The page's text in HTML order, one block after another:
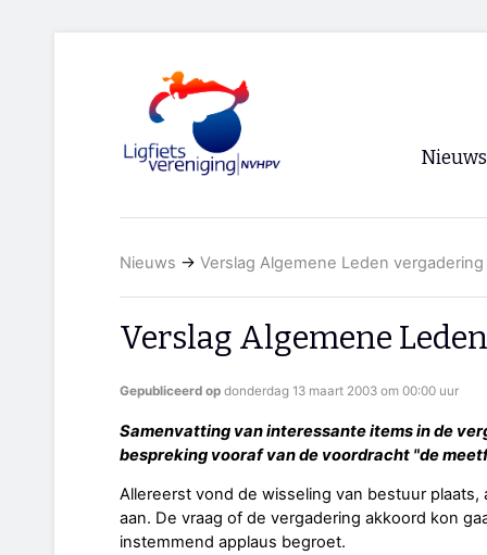
Nieuws
RSS
Nieuws → Verslag Algemene Leden vergadering
Verslag Algemene
Gepubliceerd op donderdag 13 maart 2003 om 00:00 uur
Samenvatting van interessante items in de
bespreking vooraf van de voordracht "de
Allereerst vond de wisseling van bestuur
aan. De vraag of de vergadering akkoord kon
instemmend applaus begroet.